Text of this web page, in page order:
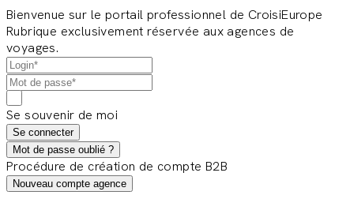
Bienvenue sur le portail professionnel de CroisiEurope
Rubrique exclusivement réservée aux agences de
voyages.
Se souvenir de moi
Se connecter
Mot de passe oublié ?
Procédure de création de compte B2B
Nouveau compte agence